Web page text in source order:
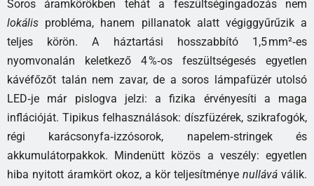
Soros áramkörökben tehát a feszültségingadozás nem
lokális probléma, hanem pillanatok alatt végiggyűrűzik a
teljes körön. A háztartási hosszabbító 1,5 mm²‑es
nyomvonalán keletkező 4 %‑os feszültségesés egyetlen
kávéfőzőt talán nem zavar, de a soros lámpafüzér utolsó
LED‑je már pislogva jelzi: a fizika érvényesíti a maga
inflációját. Tipikus felhasználások: díszfüzérek, szikrafogók,
régi karácsonyfa‑izzósorok, napelem‑stringek és
akkumulátorpakkok. Mindenütt közös a veszély: egyetlen
hiba nyitott áramkört okoz, a kör teljesítménye nullává válik.